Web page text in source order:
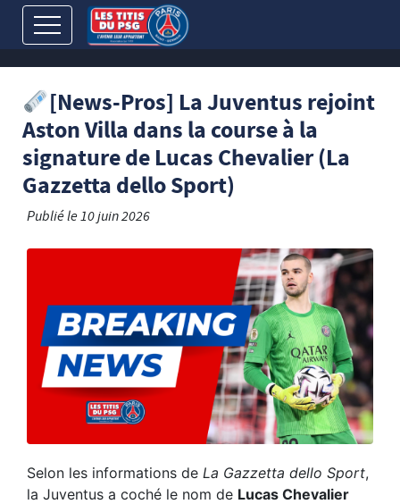
[News-Pros] La Juventus rejoint
Aston Villa dans la course à la
signature de Lucas Chevalier (La
Gazzetta dello Sport)
Publié le10 juin 2026
Selon les informations de La Gazzetta dello Sport,
la Juventus a coché le nom de Lucas Chevalier